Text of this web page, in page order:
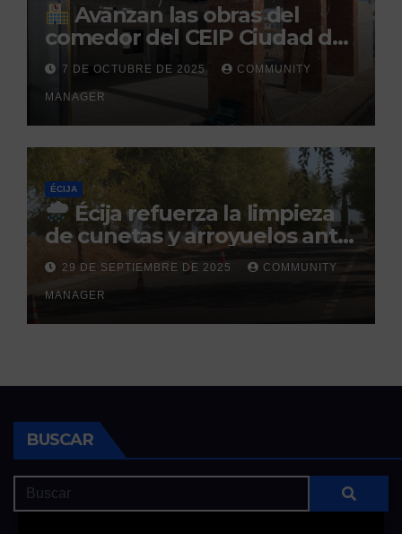
Avanzan las obras del
comedor del CEIP Ciudad del
Sol: su finalización está
prevista para finales de 2025
7 DE OCTUBRE DE 2025 COMMUNITY
MANAGER
ÉCIJA
Écija refuerza la limpieza
de cunetas y arroyuelos ante
la llegada de las lluvias
otoñales
29 DE SEPTIEMBRE DE 2025 COMMUNITY
MANAGER
BUSCAR